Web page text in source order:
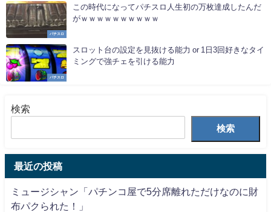
パチスロ
この時代になってパチスロ人生初の万枚達成したんだ
がｗｗｗｗｗｗｗｗｗｗ
パチスロ
スロット台の設定を見抜ける能力 or 1日3回好きなタイ
ミングで強チェを引ける能力
検索
検索
最近の投稿
ミュージシャン「パチンコ屋で5分席離れただけなのに財
布パクられた！」